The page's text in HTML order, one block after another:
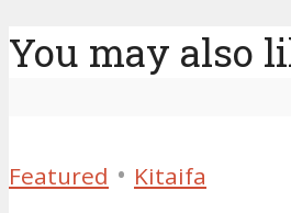
You may also
Featured • Kitaifa